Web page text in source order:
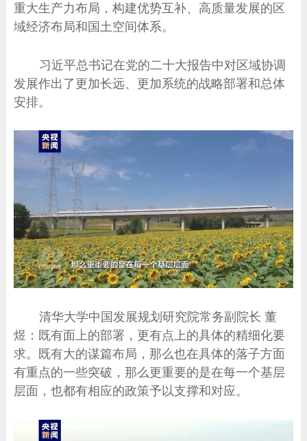
重大生产力布局，构建优势互补、高质量发展的区
域经济布局和国土空间体系。
习近平总书记在党的二十大报告中对区域协调
发展作出了更加长远、更加系统的战略部署和总体
安排。
清华大学中国发展规划研究院常务副院长 董
煜：既有面上的部署，更有点上的具体的精细化要
求。既有大的谋篇布局，那么也在具体的落子方面
有重点的一些突破，那么更重要的是在每一个基层
层面，也都有相应的政策予以支撑和对应。